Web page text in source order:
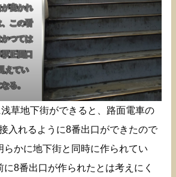
書かれ
この看
つては
正面口
えてい
る。
草地下街ができると、路面電車の
入れるように8番出口ができたので
らかに地下街と同時に作られてい
に8番出口が作られたとは考えにく